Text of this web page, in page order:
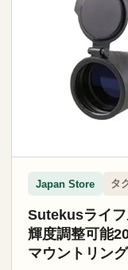
Japan Store タ
Sutekusライ
輝度調整可能
マウントリン